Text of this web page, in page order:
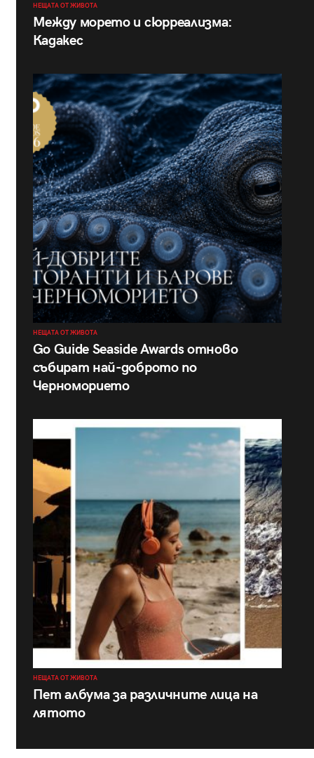
НЕЩАТА ОТ ЖИВОТА
Между морето и сюрреализма:
Кадакес
НЕЩАТА ОТ ЖИВОТА
Go Guide Seaside Awards отново
събират най-доброто по
Черноморието
НЕЩАТА ОТ ЖИВОТА
Пет албума за различните лица на
лятото